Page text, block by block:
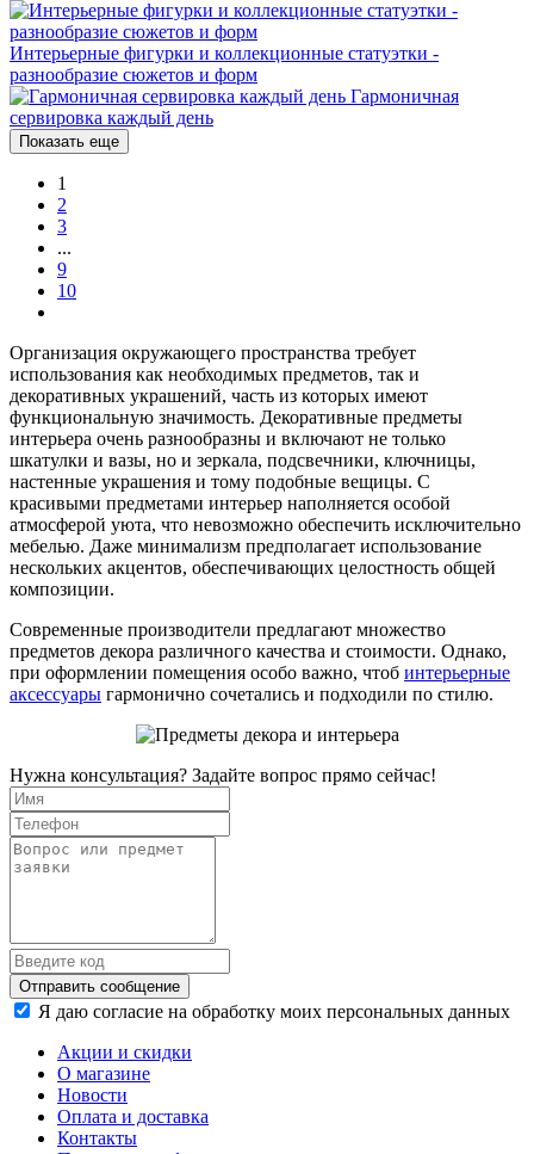
Интерьерные фигурки и коллекционные статуэтки -
разнообразие сюжетов и форм
Гармоничная
сервировка каждый день
Показать еще
1
2
3
...
9
10
Организация окружающего пространства требует
использования как необходимых предметов, так и
декоративных украшений, часть из которых имеют
функциональную значимость. Декоративные предметы
интерьера очень разнообразны и включают не только
шкатулки и вазы, но и зеркала, подсвечники, ключницы,
настенные украшения и тому подобные вещицы. С
красивыми предметами интерьер наполняется особой
атмосферой уюта, что невозможно обеспечить исключительно
мебелью. Даже минимализм предполагает использование
нескольких акцентов, обеспечивающих целостность общей
композиции.
Современные производители предлагают множество
предметов декора различного качества и стоимости. Однако,
при оформлении помещения особо важно, чтоб интерьерные
аксессуары гармонично сочетались и подходили по стилю.
Нужна консультация? Задайте вопрос прямо сейчас!
Отправить сообщение
Я даю согласие на обработку моих персональных данных
Акции и скидки
О магазине
Новости
Оплата и доставка
Контакты